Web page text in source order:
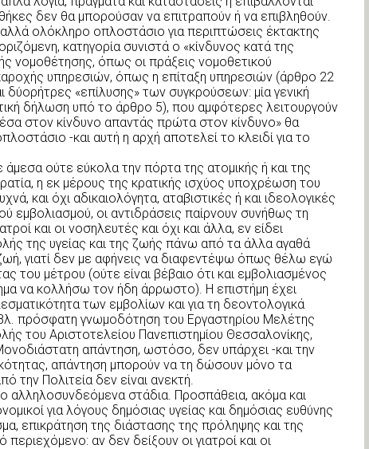
δεν θα μπορούσαν να επιτραπούν ή να επιβληθούν.
ολόκληρο οπλοστάσιο για περιπτώσεις έκτακτης
κατηγορία συνιστά ο «κίνδυνος κατά της
νομοθέτησης, όπως οι πράξεις νομοθετικού
υπηρεσιών, όπως η επίταξη υπηρεσιών (άρθρο 22
«επίλυσης» των συγκρούσεων: μία γενική
δήλωση υπό το άρθρο 5), που αμφότερες λειτουργούν
στον κίνδυνο απαντάς πρώτα στον κίνδυνο» θα
-και αυτή η αρχή αποτελεί το κλειδί για το
ούτε εύκολα την πόρτα της ατομικής ή και της
η εκ μέρους της κρατικής ισχύος υποχρέωση του
και όχι αδικαιολόγητα, αταβιστικές ή και ιδεολογικές
εμβολιασμού, οι αντιδράσεις παίρνουν συνήθως τη
και οι νοσηλευτές και όχι και άλλα, εν είδει
της υγείας και της ζωής πάνω από τα άλλα αγαθά
γιατί δεν με αφήνεις να διαφεντέψω όπως θέλω εγώ
του μέτρου (ούτε είναι βέβαιο ότι και εμβολιασμένος
να κολλήσω τον ήδη άρρωστο). Η επιστήμη έχει
των εμβολίων και για τη δεοντολογικά
πρόσφατη γνωμοδότηση του Εργαστηρίου Μελέτης
του Αριστοτελείου Πανεπιστημίου Θεσσαλονίκης,
απάντηση, ωστόσο, δεν υπάρχει -και την
απάντηση μπορούν να τη δώσουν μόνο τα
την Πολιτεία δεν είναι ανεκτή.
αλληλοσυνδεόμενα στάδια. Προσπάθεια, ακόμα και
για λόγους δημόσιας υγείας και δημόσιας ευθύνης
επικράτηση της διάστασης της πρόληψης και της
αν δεν δείξουν οι γιατροί και οι